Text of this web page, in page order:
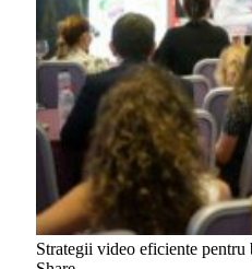
Strategii video eficiente pentru